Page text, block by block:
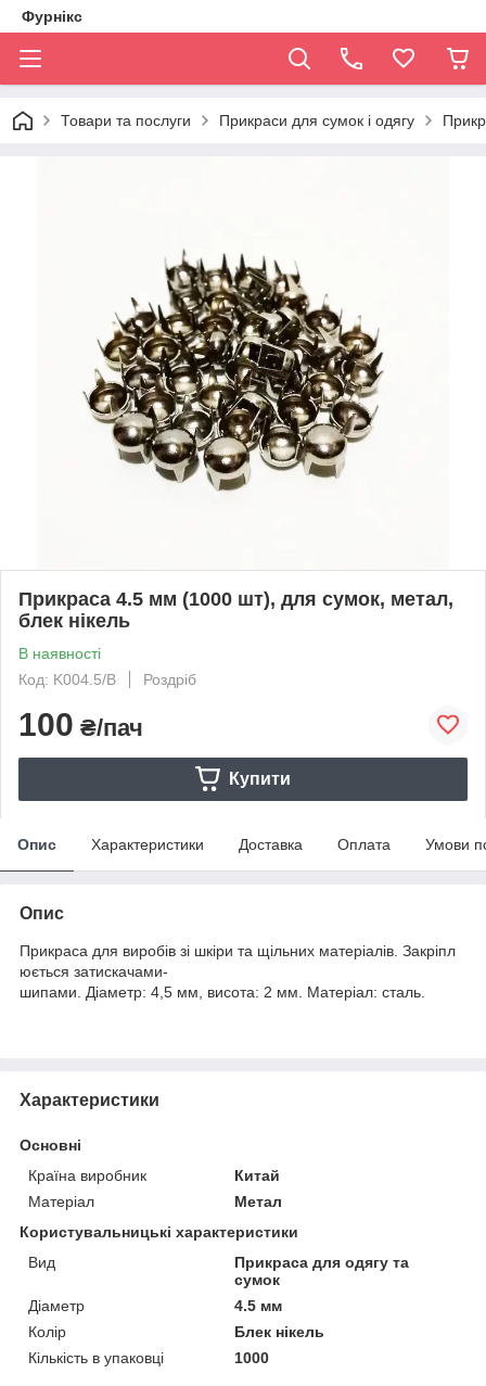
Фурнікс
Товари та послуги Прикраси для сумок і одягу
Прикраса 4.5 мм (1000 шт), для сумок, метал,
блек нікель
В наявності
Код: K004.5/B
Роздріб
100 ₴/пач
Купити
Опис Характеристики Доставка Оплата Умови
Опис
Прикраса для виробів зі шкіри та щільних матеріалів. Закріпл
юється затискачами-
шипами. Діаметр: 4,5 мм, висота: 2 мм. Матеріал: сталь.
Характеристики
Основні
Країна виробник
Китай
Матеріал
Метал
Користувальницькі характеристики
Вид
Прикраса для одягу та
сумок
Діаметр
4.5 мм
Колір
Блек нікель
Кількість в упаковці
1000